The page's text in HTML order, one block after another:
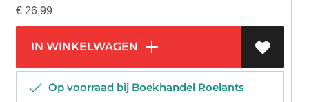
€26,99
IN WINKELWAGEN
Op voorraad bij Boekhandel Roelants